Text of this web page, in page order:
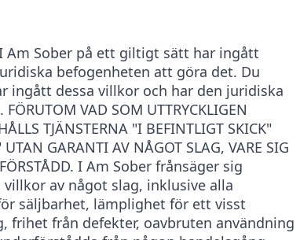
Am Sober på ett giltigt sätt har ingått
befogenheten att göra det. Du
ingått dessa villkor och har den juridiska
VAD SOM UTTRYCKLIGEN
TJÄNSTERNA "I BEFINTLIGT SKICK"
GARANTI AV NÅGOT SLAG, VARE SIG
I Am Sober frånsäger sig
av något slag, inklusive alla
säljbarhet, lämplighet för ett visst
frihet från defekter, oavbruten användning